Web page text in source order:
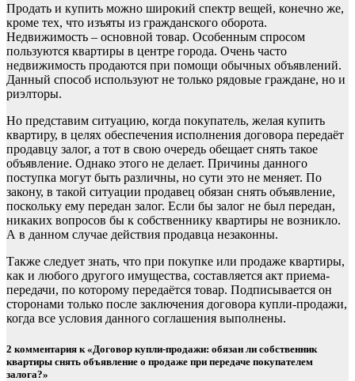
Продать и купить можно широкий спектр вещей, конечно же,
кроме тех, что изъяты из гражданского оборота.
Недвижимость – основной товар. Особенным спросом
пользуются квартиры в центре города. Очень часто
недвижимость продаются при помощи обычных объявлений.
Данный способ используют не только рядовые граждане, но и
риэлторы.
Но представим ситуацию, когда покупатель, желая купить
квартиру, в целях обеспечения исполнения договора передаёт
продавцу залог, а тот в свою очередь обещает снять такое
объявление. Однако этого не делает. Причины данного
поступка могут быть различны, но сути это не меняет. По
закону, в такой ситуации продавец обязан снять объявление,
поскольку ему передан залог. Если бы залог не был передан,
никаких вопросов бы к собственнику квартиры не возникло.
А в данном случае действия продавца незаконны.
Также следует знать, что при покупке или продаже квартиры,
как и любого другого имущества, составляется акт приема-
передачи, по которому передаётся товар. Подписывается он
сторонами только после заключения договора купли-продажи,
когда все условия данного соглашения выполнены.
2 комментария к «Договор купли-продажи: обязан ли собственник
квартиры снять объявление о продаже при передаче покупателем
залога?»